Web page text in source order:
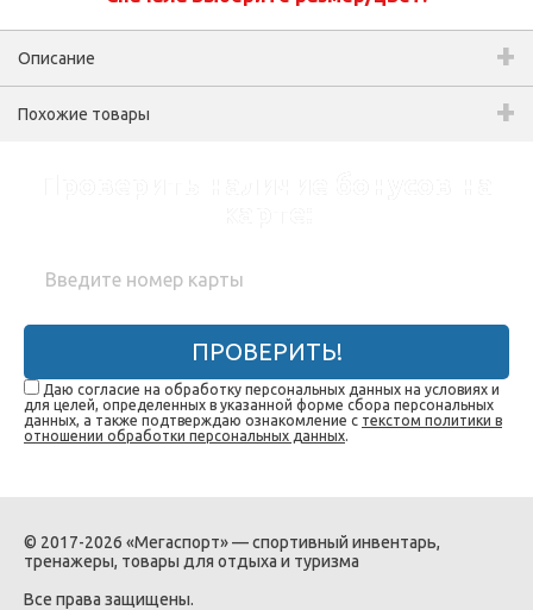
Описание
Похожие товары
ПРОВЕРИТЬ!
Даю согласие на обработку персональных данных на условиях и
для целей, определенных в указанной форме сбора персональных
данных, а также подтверждаю ознакомление с текстом политики в
отношении обработки персональных данных.
© 2017-2026 «Мегаспорт» — спортивный инвентарь,
тренажеры, товары для отдыха и туризма
Все права защищены.